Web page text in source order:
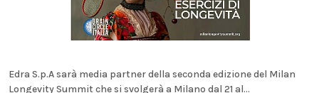
Edra S.p.A sarà media partner della seconda edizione del Milan
Longevity Summit che si svolgerà a Milano dal 21 al...